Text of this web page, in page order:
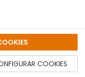
X
BOLETÍN
Gilead). La
pacientes con
dos
con los que
COOKIES